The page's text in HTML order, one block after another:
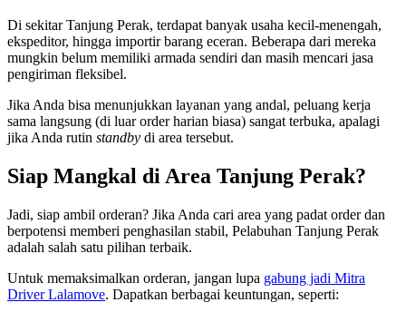
Di sekitar Tanjung Perak, terdapat banyak usaha kecil-menengah,
ekspeditor, hingga importir barang eceran. Beberapa dari mereka
mungkin belum memiliki armada sendiri dan masih mencari jasa
pengiriman fleksibel.
Jika Anda bisa menunjukkan layanan yang andal, peluang kerja
sama langsung (di luar order harian biasa) sangat terbuka, apalagi
jika Anda rutin standby di area tersebut.
Siap Mangkal di Area Tanjung Perak?
Jadi, siap ambil orderan? Jika Anda cari area yang padat order dan
berpotensi memberi penghasilan stabil, Pelabuhan Tanjung Perak
adalah salah satu pilihan terbaik.
Untuk memaksimalkan orderan, jangan lupa gabung jadi Mitra
Driver Lalamove. Dapatkan berbagai keuntungan, seperti: